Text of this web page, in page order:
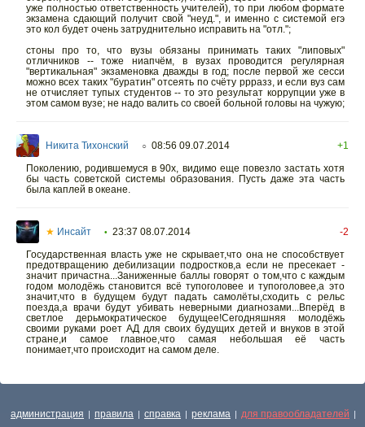
уже полностью ответственность учителей), то при любом формате
экзамена сдающий получит свой "неуд.", и именно с системой егэ
это кол будет очень затруднительно исправить на "отл.";
стоны про то, что вузы обязаны принимать таких "липовых"
отличников -- тоже ниапчём, в вузах проводится регулярная
"вертикальная" экзаменовка дважды в год; после первой же сесси
можно всех таких "буратин" отсеять по счёту ррразз, и если вуз сам
не отчисляет тупых студентов -- то это результат коррупции уже в
этом самом вузе; не надо валить со своей больной головы на чужую;
Никита Тихонский ○ 08:56 09.07.2014
+1
Поколению, родившемуся в 90х, видимо еще повезло застать хотя
бы часть советской системы образования. Пусть даже эта часть
была каплей в океане.
★ Инсайт • 23:37 08.07.2014
-2
Государственная власть уже не скрывает,что она не способствует
предотвращению дебилизации подростков,а если не пресекает -
значит причастна...Заниженные баллы говорят о том,что с каждым
годом молодёжь становится всё тупоголовее и тупоголовее,а это
значит,что в будущем будут падать самолёты,сходить с рельс
поезда,а врачи будут убивать неверными диагнозами...Вперёд в
светлое дерьмократическое будущее!Сегодняшняя молодёжь
своими руками роет АД для своих будущих детей и внуков в этой
стране,и самое главное,что самая небольшая её часть
понимает,что происходит на самом деле.
администрация | правила | справка | реклама | для правообладателей |